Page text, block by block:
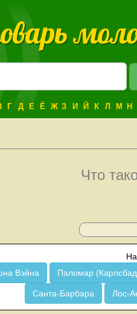
Г Д Е Ё Ж З И Й К Л М Н
Что
Вэйна
Паломар
Санта-Барбара Лос-